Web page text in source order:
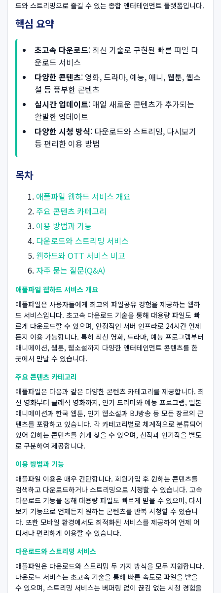
드와 스트리밍으로 즐길 수 있는 종합 엔터테인먼트 플랫폼입니다.
핵심 요약
초고속 다운로드: 최신 기술로 구현된 빠른 파일 다
운로드 서비스
다양한 콘텐츠: 영화, 드라마, 예능, 애니, 웹툰, 웹소
설 등 풍부한 콘텐츠
실시간 업데이트: 매일 새로운 콘텐츠가 추가되는
활발한 업데이트
다양한 시청 방식: 다운로드와 스트리밍, 다시보기
등 편리한 이용 방법
목차
애플파일 웹하드 서비스 개요
주요 콘텐츠 카테고리
이용 방법과 기능
다운로드와 스트리밍 서비스
웹하드와 OTT 서비스 비교
자주 묻는 질문(Q&A)
애플파일 웹하드 서비스 개요
애플파일은 사용자들에게 최고의 파일공유 경험을 제공하는 웹하
드 서비스입니다. 초고속 다운로드 기술을 통해 대용량 파일도 빠
르게 다운로드할 수 있으며, 안정적인 서버 인프라로 24시간 언제
든지 이용 가능합니다. 특히 최신 영화, 드라마, 예능 프로그램부터
애니메이션, 웹툰, 웹소설까지 다양한 엔터테인먼트 콘텐츠를 한
곳에서 만날 수 있습니다.
주요 콘텐츠 카테고리
애플파일은 다음과 같은 다양한 콘텐츠 카테고리를 제공합니다. 최
신 영화부터 클래식 영화까지, 인기 드라마와 예능 프로그램, 일본
애니메이션과 한국 웹툰, 인기 웹소설과 BJ방송 등 모든 장르의 콘
텐츠를 포함하고 있습니다. 각 카테고리별로 체계적으로 분류되어
있어 원하는 콘텐츠를 쉽게 찾을 수 있으며, 신작과 인기작을 별도
로 구분하여 제공합니다.
이용 방법과 기능
애플파일 이용은 매우 간단합니다. 회원가입 후 원하는 콘텐츠를
검색하고 다운로드하거나 스트리밍으로 시청할 수 있습니다. 고속
다운로드 기능을 통해 대용량 파일도 빠르게 받을 수 있으며, 다시
보기 기능으로 언제든지 원하는 콘텐츠를 반복 시청할 수 있습니
다. 또한 모바일 환경에서도 최적화된 서비스를 제공하여 언제 어
디서나 편리하게 이용할 수 있습니다.
다운로드와 스트리밍 서비스
애플파일은 다운로드와 스트리밍 두 가지 방식을 모두 지원합니다.
다운로드 서비스는 초고속 기술을 통해 빠른 속도로 파일을 받을
수 있으며, 스트리밍 서비스는 버퍼링 없이 끊김 없는 시청 경험을